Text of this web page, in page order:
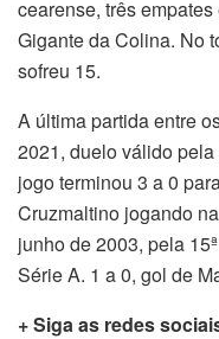
cearense, três
Gigante da Colina. No
sofreu 15.
A última partida entre
2021, duelo válido
jogo terminou 3 a 0
Cruzmaltino jogando
junho de 2003, pela
Série A. 1 a 0, gol de
+ Siga as redes